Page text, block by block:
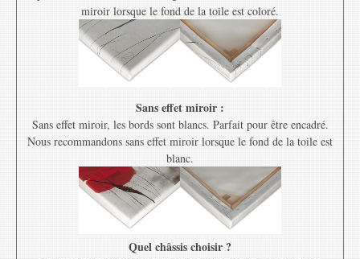
miroir lorsque le fond de la toile est coloré.
Sans effet miroir :
Sans effet miroir, les bords sont blancs. Parfait pour être encadré.
Nous recommandons sans effet miroir lorsque le fond de la toile est
blanc.
Quel châssis choisir ?